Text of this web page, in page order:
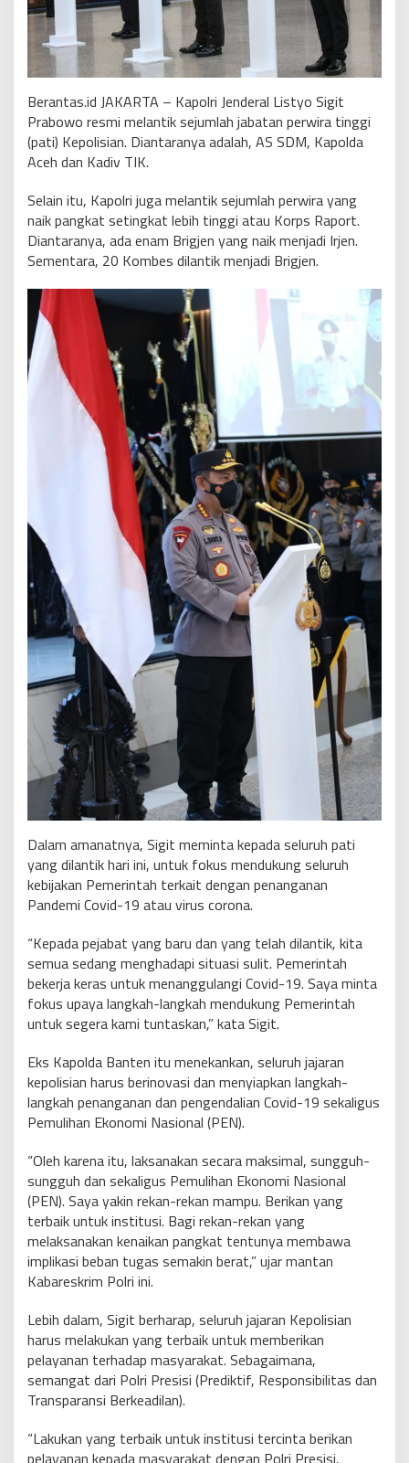
Berantas.id JAKARTA – Kapolri Jenderal Listyo Sigit
Prabowo resmi melantik sejumlah jabatan perwira tinggi
(pati) Kepolisian. Diantaranya adalah, AS SDM, Kapolda
Aceh dan Kadiv TIK.
Selain itu, Kapolri juga melantik sejumlah perwira yang
naik pangkat setingkat lebih tinggi atau Korps Raport.
Diantaranya, ada enam Brigjen yang naik menjadi Irjen.
Sementara, 20 Kombes dilantik menjadi Brigjen.
Dalam amanatnya, Sigit meminta kepada seluruh pati
yang dilantik hari ini, untuk fokus mendukung seluruh
kebijakan Pemerintah terkait dengan penanganan
Pandemi Covid-19 atau virus corona.
“Kepada pejabat yang baru dan yang telah dilantik, kita
semua sedang menghadapi situasi sulit. Pemerintah
bekerja keras untuk menanggulangi Covid-19. Saya minta
fokus upaya langkah-langkah mendukung Pemerintah
untuk segera kami tuntaskan,” kata Sigit.
Eks Kapolda Banten itu menekankan, seluruh jajaran
kepolisian harus berinovasi dan menyiapkan langkah-
langkah penanganan dan pengendalian Covid-19 sekaligus
Pemulihan Ekonomi Nasional (PEN).
“Oleh karena itu, laksanakan secara maksimal, sungguh-
sungguh dan sekaligus Pemulihan Ekonomi Nasional
(PEN). Saya yakin rekan-rekan mampu. Berikan yang
terbaik untuk institusi. Bagi rekan-rekan yang
melaksanakan kenaikan pangkat tentunya membawa
implikasi beban tugas semakin berat,” ujar mantan
Kabareskrim Polri ini.
Lebih dalam, Sigit berharap, seluruh jajaran Kepolisian
harus melakukan yang terbaik untuk memberikan
pelayanan terhadap masyarakat. Sebagaimana,
semangat dari Polri Presisi (Prediktif, Responsibilitas dan
Transparansi Berkeadilan).
“Lakukan yang terbaik untuk institusi tercinta berikan